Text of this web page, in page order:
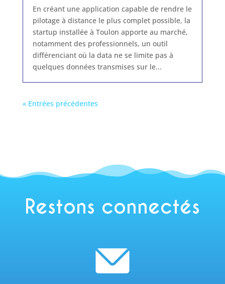
En créant une application capable de rendre le
pilotage à distance le plus complet possible, la
startup installée à Toulon apporte au marché,
notamment des professionnels, un outil
différenciant où la data ne se limite pas à
quelques données transmises sur le...
« Entrées précédentes
Restons connectés